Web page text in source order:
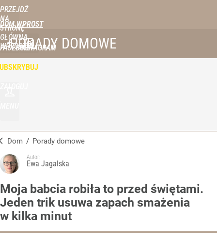
PRZEJDŹ
NA
STRONĘ
GŁÓWNĄ
WPROST.PL
DOM WPROST
FACEBOOKINSTAGRAM
PORADY DOMOWE
Dom / Porady domowe
Autor:
Ewa Jagalska
Moja babcia robiła to przed świętami.
Jeden trik usuwa zapach smażenia
w kilka minut